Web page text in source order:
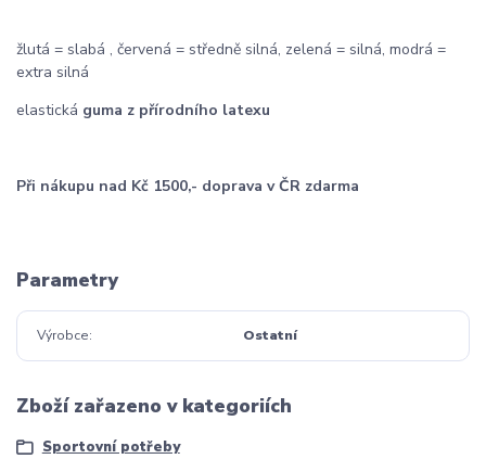
žlutá = slabá , červená = středně silná, zelená = silná, modrá =
extra silná
elastická guma z přírodního latexu
Při nákupu nad Kč 1500,- doprava v ČR zdarma
Parametry
Výrobce Ostatní
Zboží zařazeno v kategoriích
Sportovní potřeby